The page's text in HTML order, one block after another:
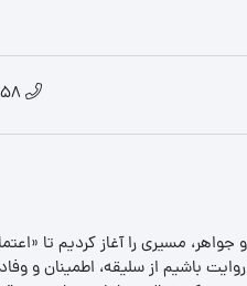
0912
باشیم از سلیقه، اطمینان و